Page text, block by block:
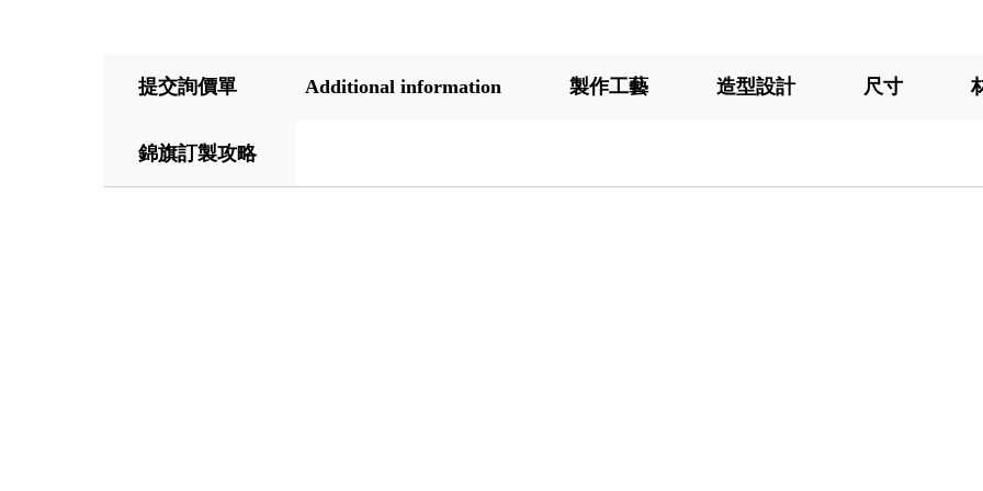
提交詢價單 Additional information 製作工藝 造型設計 尺寸
錦旗訂製攻略